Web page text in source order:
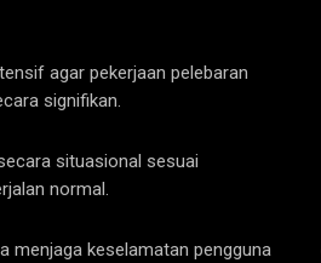
agar pekerjaan pelebaran
signifikan.
situasional sesuai
normal.
menjaga keselamatan pengguna